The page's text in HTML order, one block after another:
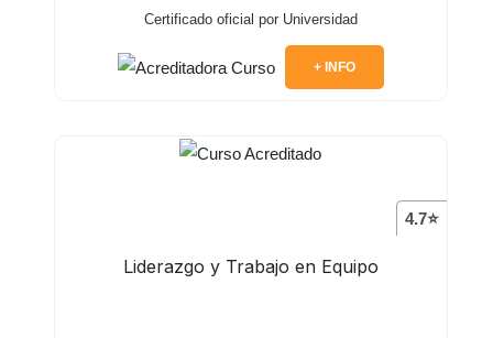
Certificado oficial por Universidad
+ INFO
4.7⭐
Liderazgo y Trabajo en Equipo